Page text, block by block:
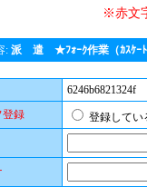
※赤文
: 派 遣 ★ﾌｫｰｸ作業（ｶｽｹｰﾄ
6246b6821324f
登録
登録して